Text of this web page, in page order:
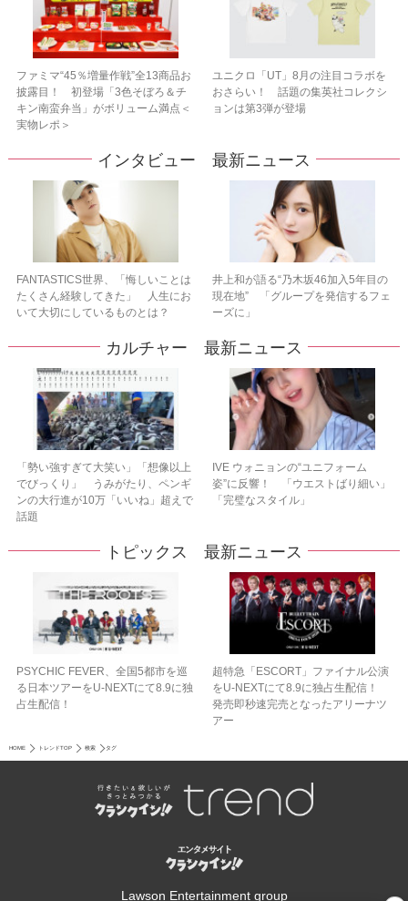
ファミマ“45％増量作戦”全13商品お
披露目！ 初登場「3色そぼろ＆チ
キン南蛮弁当」がボリューム満点＜
実物レポ＞
ユニクロ「UT」8月の注目コラボを
おさらい！ 話題の集英社コレクシ
ョンは第3弾が登場
インタビュー 最新ニュース
FANTASTICS世界、「悔しいことは
たくさん経験してきた」 人生にお
いて大切にしているものとは？
井上和が語る“乃木坂46加入5年目の
現在地” 「グループを発信するフェ
ーズに」
カルチャー 最新ニュース
「勢い強すぎて大笑い」「想像以上
でびっくり」 うみがたり、ペンギ
ンの大行進が10万「いいね」超えで
話題
IVE ウォニョンの“ユニフォーム
姿”に反響！ 「ウエストばり細い」
「完璧なスタイル」
トピックス 最新ニュース
PSYCHIC FEVER、全国5都市を巡
る日本ツアーをU‐NEXTにて8.9に独
占生配信！
超特急「ESCORT」ファイナル公演
をU-NEXTにて8.9に独占生配信！
発売即秒速完売となったアリーナツ
アー
HOME トレンドTOP 検索 タグ
Lawson Entertainment group